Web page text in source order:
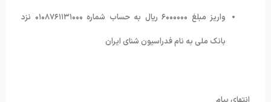
واریز مبلغ ۶۰۰۰۰۰۰ ریال به حساب شماره ۰۱۰۸۷۶۱۱۳۱۰۰۰ نزد
بانک ملی به نام فدراسیون شنای ایران